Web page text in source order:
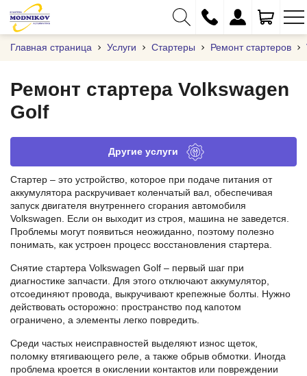
+375 (17) 373-97-09
+375 (29) 262-61-18
info@modnikov.com
Главная страница Услуги Стартеры Ремонт стартеров
Ремонт стартера Volkswagen
Golf
Другие услуги
Стартер – это устройство, которое при подаче питания от
аккумулятора раскручивает коленчатый вал, обеспечивая
запуск двигателя внутреннего сгорания автомобиля
Volkswagen. Если он выходит из строя, машина не заведется.
Проблемы могут появиться неожиданно, поэтому полезно
понимать, как устроен процесс восстановления стартера.
Снятие стартера Volkswagen Golf – первый шаг при
диагностике запчасти. Для этого отключают аккумулятор,
отсоединяют провода, выкручивают крепежные болты. Нужно
действовать осторожно: пространство под капотом
ограничено, а элементы легко повредить.
Среди частых неисправностей выделяют износ щеток,
поломку втягивающего реле, а также обрыв обмотки. Иногда
проблема кроется в окислении контактов или повреждении